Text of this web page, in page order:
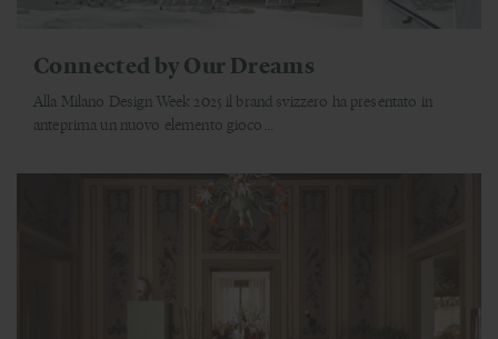
Connected by Our Dreams
Alla Milano Design Week 2025 il brand svizzero ha presentato in
anteprima un nuovo elemento gioco...